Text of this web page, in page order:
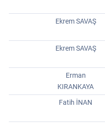
Ekrem SAVAŞ
Ekrem SAVAŞ
Erman
KIRANKAYA
Fatih İNAN